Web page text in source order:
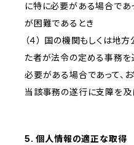
に特に必要がある場合であ
が困難であるとき
（４） 国の機関もしくは地
た者が法令の定める事務を
必要がある場合であって、
当該事務の遂行に支障を及
5. 個人情報の適正な取得